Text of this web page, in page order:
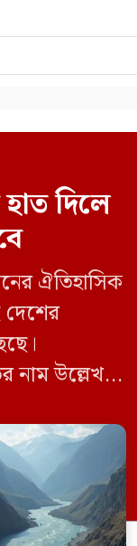
দিলে
ঐতিহাসিক
দেশের
নাম উল্লেখ না
কেটে
মন্ত্রী সি
দুই বছরের